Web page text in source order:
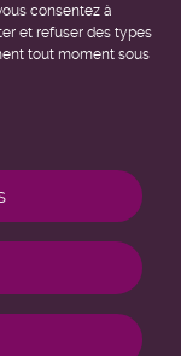
consentez à
et refuser des types
tout moment sous